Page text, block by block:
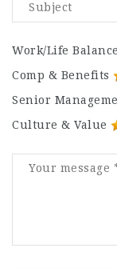
Work/Life Balance
Comp & Benefits
Senior
Culture & Value